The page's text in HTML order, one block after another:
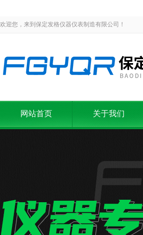
欢迎您，来到保定发格仪器仪表制造有限公司！
网站首页 关于我们